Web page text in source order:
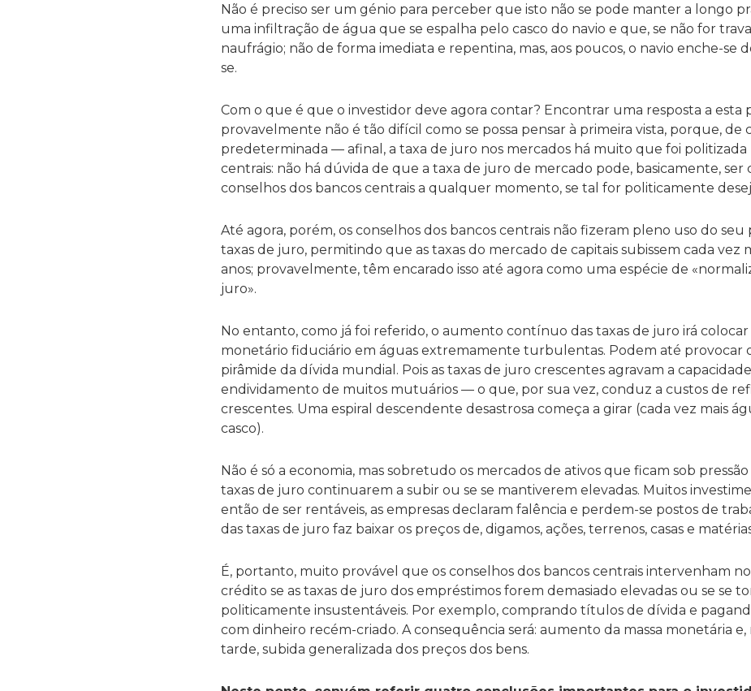
Não é preciso ser um génio para perceber que isto não se pode manter a longo
uma infiltração de água que se espalha pelo casco do navio e que, se não for
naufrágio; não de forma imediata e repentina, mas, aos poucos, o navio enche-se
se.
Com o que é que o investidor deve agora contar? Encontrar uma resposta a esta
provavelmente não é tão difícil como se possa pensar à primeira vista, porque, de
predeterminada — afinal, a taxa de juro nos mercados há muito que foi politizada
centrais: não há dúvida de que a taxa de juro de mercado pode, basicamente,
conselhos dos bancos centrais a qualquer momento, se tal for politicamente
Até agora, porém, os conselhos dos bancos centrais não fizeram pleno uso do seu
taxas de juro, permitindo que as taxas do mercado de capitais subissem cada vez
anos; provavelmente, têm encarado isso até agora como uma espécie de
juro».
No entanto, como já foi referido, o aumento contínuo das taxas de juro irá colocar
monetário fiduciário em águas extremamente turbulentas. Podem até provocar
pirâmide da dívida mundial. Pois as taxas de juro crescentes agravam a
endividamento de muitos mutuários — o que, por sua vez, conduz a custos de
crescentes. Uma espiral descendente desastrosa começa a girar (cada vez mais
casco).
Não é só a economia, mas sobretudo os mercados de ativos que ficam sob
taxas de juro continuarem a subir ou se se mantiverem elevadas. Muitos
então de ser rentáveis, as empresas declaram falência e perdem-se postos de
das taxas de juro faz baixar os preços de, digamos, ações, terrenos, casas e
É, portanto, muito provável que os conselhos dos bancos centrais intervenham
crédito se as taxas de juro dos empréstimos forem demasiado elevadas ou se se
politicamente insustentáveis. Por exemplo, comprando títulos de dívida e
com dinheiro recém-criado. A consequência será: aumento da massa monetária e,
tarde, subida generalizada dos preços dos bens.